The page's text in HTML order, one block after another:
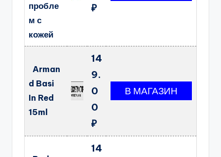
пробле
м с
кожей
₽
Arman
d Basi
In Red
15ml
14
9.
0
0
₽
14